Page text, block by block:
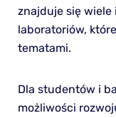
znajduje się
laboratoriów,
tematami.
Dla studentów i
możliwości